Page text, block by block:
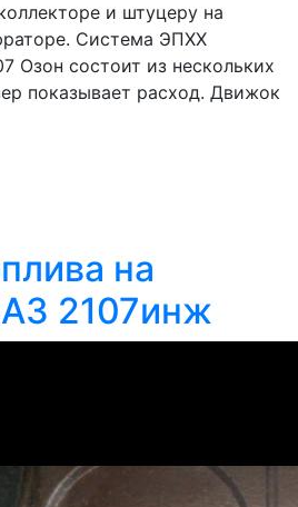
и штуцеру на
Система ЭПХХ
Озон состоит из нескольких
показывает расход. Движок
на
2107инж